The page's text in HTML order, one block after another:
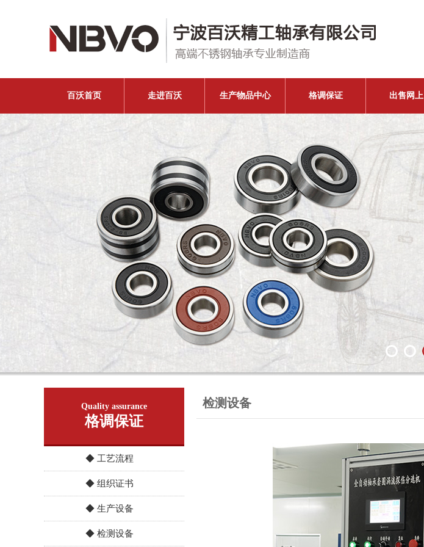
百沃首页 走进百沃 生产物品中心 格调保证 出售网上
Quality assurance
格调保证
◆ 工艺流程
◆ 组织证书
◆ 生产设备
◆ 检测设备
检测设备